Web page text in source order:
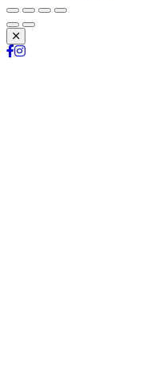
Schließen